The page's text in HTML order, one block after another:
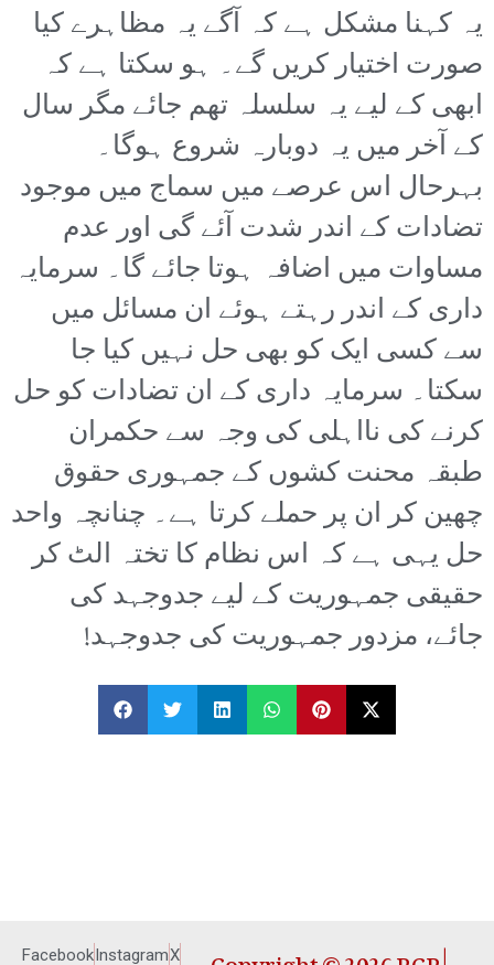
یہ کہنا مشکل ہے کہ آگے یہ مظاہرے کیا
صورت اختیار کریں گے۔ ہو سکتا ہے کہ
ابھی کے لیے یہ سلسلہ تھم جائے مگر سال
کے آخر میں یہ دوبارہ شروع ہوگا۔
بہرحال اس عرصے میں سماج میں موجود
تضادات کے اندر شدت آئے گی اور عدم
مساوات میں اضافہ ہوتا جائے گا۔ سرمایہ
داری کے اندر رہتے ہوئے ان مسائل میں
سے کسی ایک کو بھی حل نہیں کیا جا
سکتا۔ سرمایہ داری کے ان تضادات کو حل
کرنے کی نااہلی کی وجہ سے حکمران
طبقہ محنت کشوں کے جمہوری حقوق
چھین کر ان پر حملے کرتا ہے۔ چنانچہ واحد
حل یہی ہے کہ اس نظام کا تختہ الٹ کر
حقیقی جمہوریت کے لیے جدوجہد کی
جائے، مزدور جمہوریت کی جدوجہد!
FacebookInstagramX